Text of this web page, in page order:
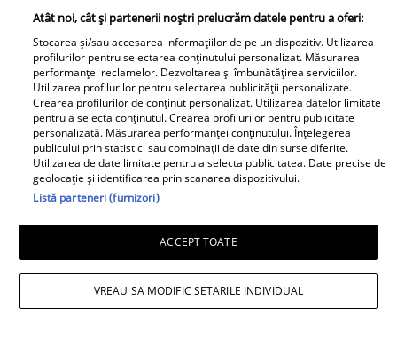
Străine
Pink, spitalizată de urgență
din cauza unui virus
stomacal
nevoită să își anuleze al treilea concert
Atât noi, cât și partenerii noștri prelucrăm datele pentru a oferi:
Stocarea și/sau accesarea informațiilor de pe un dispozitiv. Utilizarea
profilurilor pentru selectarea conținutului personalizat. Măsurarea
performanței reclamelor. Dezvoltarea și îmbunătățirea serviciilor.
Utilizarea profilurilor pentru selectarea publicității personalizate.
Crearea profilurilor de conținut personalizat. Utilizarea datelor limitate
pentru a selecta conținutul. Crearea profilurilor pentru publicitate
personalizată. Măsurarea performanței conținutului. Înțelegerea
publicului prin statistici sau combinații de date din surse diferite.
Utilizarea de date limitate pentru a selecta publicitatea. Date precise de
geolocație și identificarea prin scanarea dispozitivului.
Listă parteneri (furnizori)
ACCEPT TOATE
VREAU SA MODIFIC SETARILE INDIVIDUAL